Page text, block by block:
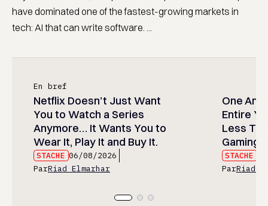
have dominated one of the fastest-growing markets in
tech: AI that can write software. ...
En bref
Netflix Doesn’t Just Want
You to Watch a Series
Anymore… It Wants You to
Wear It, Play It and Buy It.
STACHE 06/08/2026
ParRiad Elmarhar
One
Entire
Less
Gaming
STACHE
ParRiad